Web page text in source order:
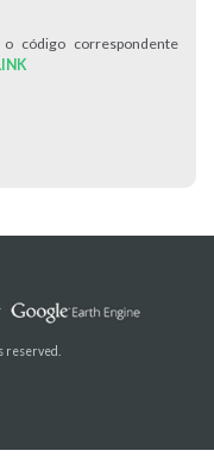
código correspondente
reserved.